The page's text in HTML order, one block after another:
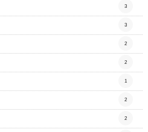
3
3
2
2
1
2
2